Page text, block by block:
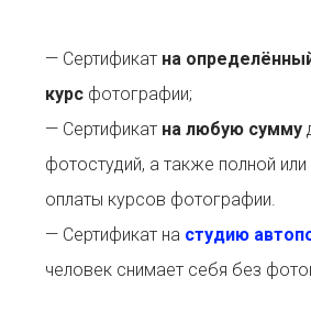
— Сертификат на
курсфотографии;
— Сертификат на любую сумму
фотостудий, а также полной или
оплаты курсов фотографии.
— Сертификат на студию
человек снимает себя без